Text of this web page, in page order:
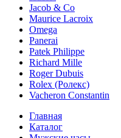
Jacob & Co
Maurice Lacroix
Omega
Panerai
Patek Philippe
Richard Mille
Roger Dubuis
Rolex (Ролекс)
Vacheron Constantin
Главная
Каталог